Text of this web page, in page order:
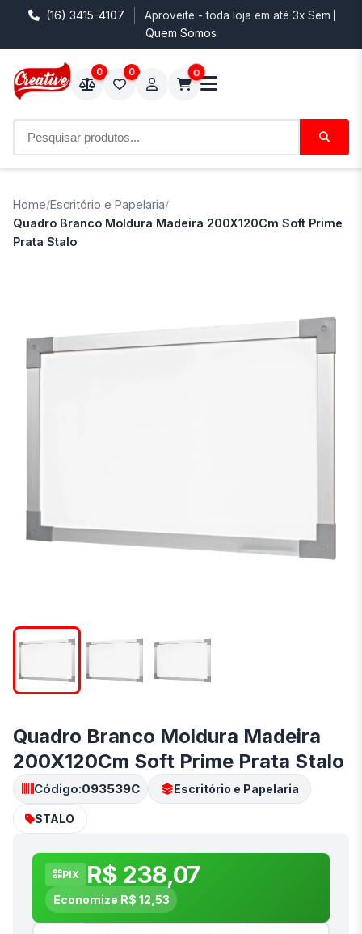
(16) 3415-4107 Aproveite - toda loja em até 3x Sem
Quem Somos
0 0 0
Home/Escritório e Papelaria/
Quadro Branco Moldura Madeira 200X120Cm Soft Prime
Prata Stalo
Quadro Branco Moldura Madeira
200X120Cm Soft Prime Prata Stalo
Código:093539C Escritório e Papelaria
STALO
PIX R$ 238,07
Economize R$ 12,53